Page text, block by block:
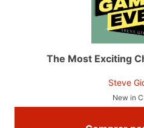
The Most Exciting
Steve
New in